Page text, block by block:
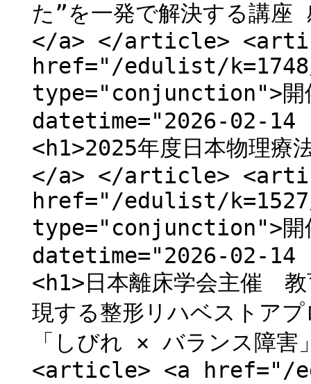
た”を一発で解決する講座
</a> </article>
href="/edulist/
type="conjunction">開
datetime="2026-02-
<h1>2025年度日本物理療
</a> </article>
href="/edulist/
type="conjunction">開
datetime="2026-02-
<h1>日本離床学会主催
現する整形リハベストア
「しびれ × バランス
<article> <a href="/